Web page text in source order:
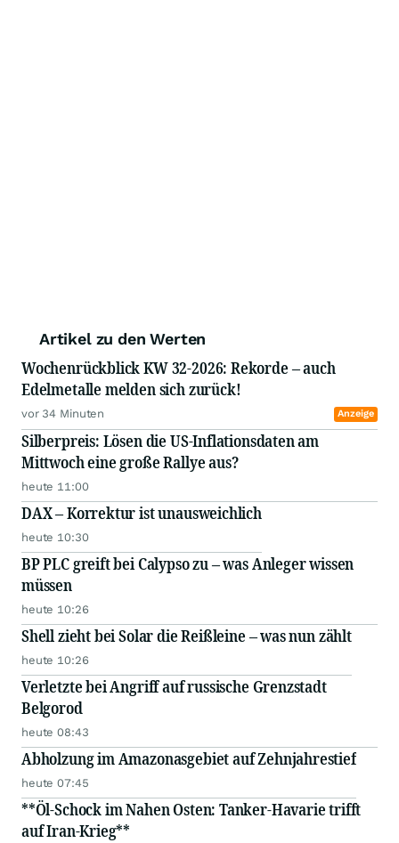
Artikel zu den Werten
Wochenrückblick KW 32-2026: Rekorde – auch
Edelmetalle melden sich zurück!
vor 34 Minuten Anzeige
Silberpreis: Lösen die US-Inflationsdaten am
Mittwoch eine große Rallye aus?
heute 11:00
DAX – Korrektur ist unausweichlich
heute 10:30
BP PLC greift bei Calypso zu – was Anleger wissen
müssen
heute 10:26
Shell zieht bei Solar die Reißleine – was nun zählt
heute 10:26
Verletzte bei Angriff auf russische Grenzstadt
Belgorod
heute 08:43
Abholzung im Amazonasgebiet auf Zehnjahrestief
heute 07:45
**Öl-Schock im Nahen Osten: Tanker-Havarie trifft
auf Iran-Krieg**